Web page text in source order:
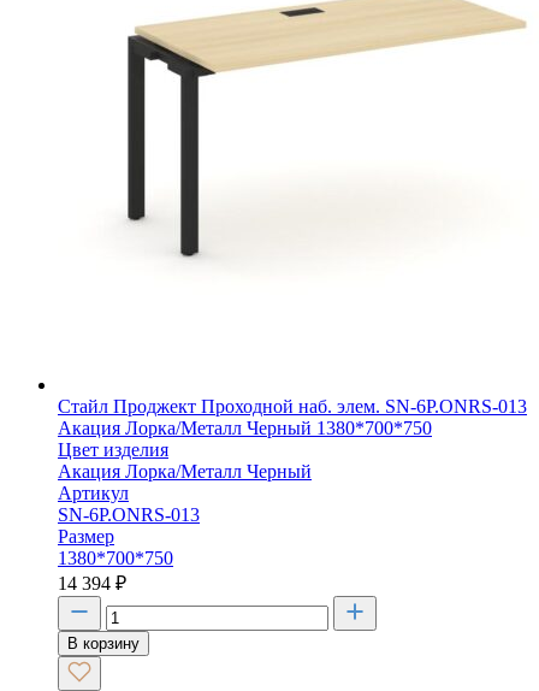
Стайл Проджект Проходной наб. элем. SN-6P.ONRS-013
Акация Лорка/Металл Черный 1380*700*750
Цвет изделия
Акация Лорка/Металл Черный
Артикул
SN-6P.ONRS-013
Размер
1380*700*750
14 394 ₽
В корзину